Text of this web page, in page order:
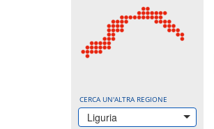
CERCA UN'ALTRA REGIONE
Liguria